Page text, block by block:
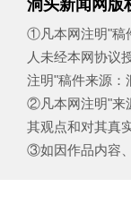
洞头新闻网版
①凡本网注明"稿
人未经本网协议
注明"稿件来源：
②凡本网注明"来
其观点和对其真
③如因作品内容